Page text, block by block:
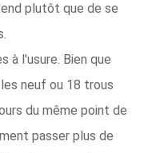
plutôt que de se
à l'usure. Bien que
neuf ou 18 trous
du même point de
passer plus de